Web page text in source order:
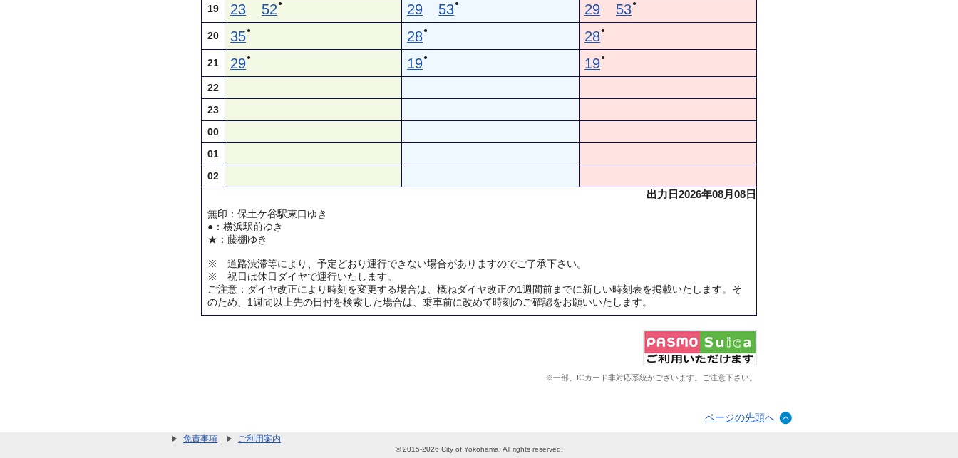
19 23 52 ● 29 53● 29 53●
20 35● 28● 28●
21 29● 19● 19●
22
23
00
01
02
出力日2026年08月08日
無印：保土ケ谷駅東口ゆき
●：横浜駅前ゆき
★：藤棚ゆき
※ 道路渋滞等により、予定どおり運行できない場合がありますのでご了承下さい。
※ 祝日は休日ダイヤで運行いたします。
ご注意：ダイヤ改正により時刻を変更する場合は、概ねダイヤ改正の1週間前までに新しい時刻表を掲載いたします。そ
のため、1週間以上先の日付を検索した場合は、乗車前に改めて時刻のご確認をお願いいたします。
※一部、ICカード非対応系統がございます。ご注意下さい。
ページの先頭へ
免責事項 ご利用案内
© 2015-2026 City of Yokohama. All rights reserved.